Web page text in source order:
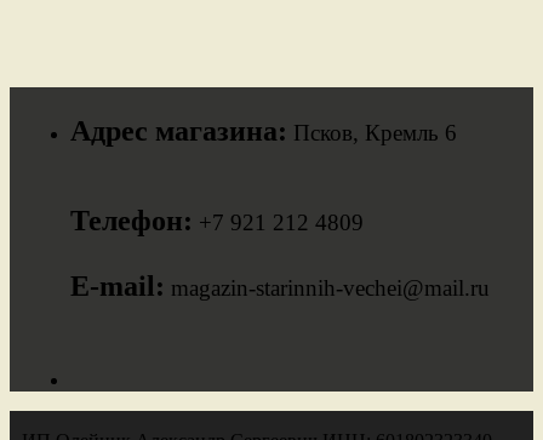
Адрес магазина: Псков, Кремль 6
Телефон: +7 921 212 4809
E-mail: magazin-starinnih-vechei@mail.ru